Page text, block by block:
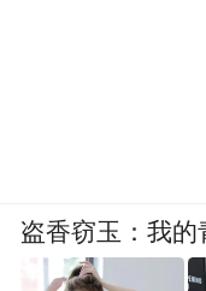
盗香窃玉：我